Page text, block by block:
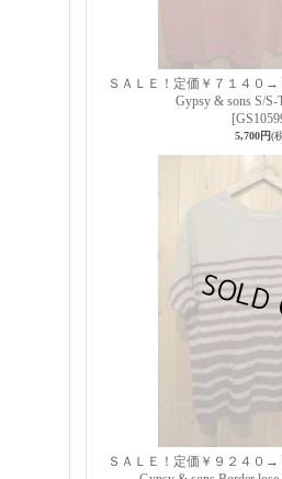
ＳＡＬＥ！定価￥７１４０→
Gypsy & sons S/
5,700円(
ＳＡＬＥ！定価￥９２４０→